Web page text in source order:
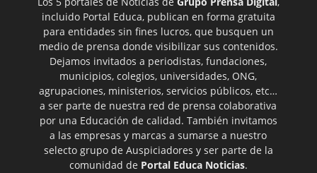
incluido Portal Educa, publican en forma gratuita
para entidades sin fines lucros, que busquen un
medio de prensa donde visibilizar sus contenidos.
Dejamos invitados a periodistas, fundaciones,
municipios, colegios, universidades, ONG,
agrupaciones, ministerios, servicios públicos, etc…
a ser parte de nuestra red de prensa colaborativa
por una Educación de calidad. También invitamos
a las empresas y marcas a sumarse a nuestro
selecto grupo de Auspiciadores y ser parte de la
comunidad de Portal Educa Noticias.